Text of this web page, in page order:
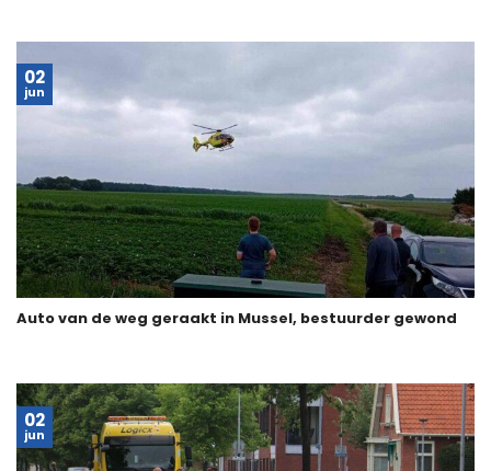
Auto van de weg geraakt in Mussel, bestuurder gewond
02
jun
02
jun